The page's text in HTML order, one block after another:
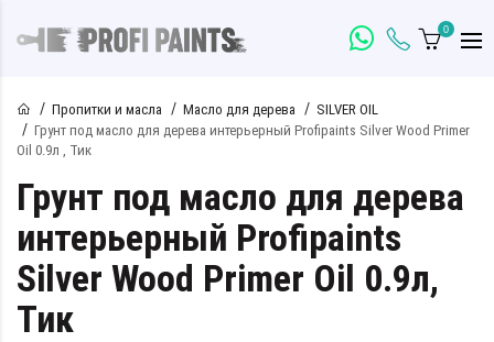
0
Пропитки и масла Масло для дерева
SILVER OIL
Грунт под масло для дерева интерьерный Profipaints Silver Wood Primer
Oil 0.9л , Тик
Грунт под масло для дерева
интерьерный Profipaints
Silver Wood Primer Oil 0.9л,
Тик